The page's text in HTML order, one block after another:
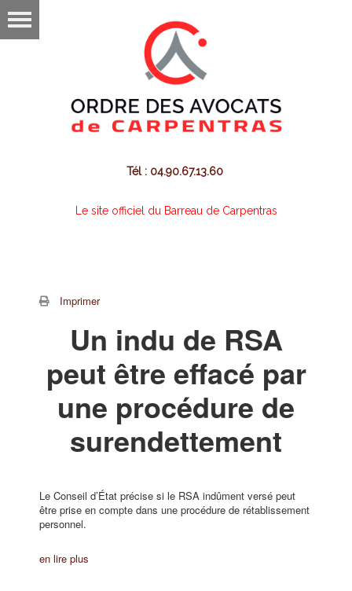
Tél : 04.90.67.13.60
Le site officiel du Barreau de Carpentras
Imprimer
Un indu de RSA
peut être effacé par
une procédure de
surendettement
Le Conseil d’État précise si le RSA indûment versé peut
être prise en compte dans une procédure de rétablissement
personnel.
en lire plus